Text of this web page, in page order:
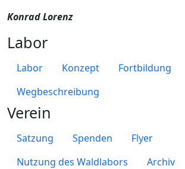
Konrad Lorenz
Labor
Labor Konzept
Fortbildung
Wegbeschreibung
Verein
Satzung Spenden
Flyer
Nutzung des Waldlabors
Archiv